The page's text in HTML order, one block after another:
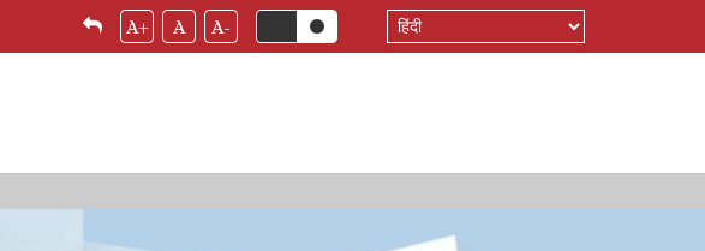
A+ A A-
Select
your